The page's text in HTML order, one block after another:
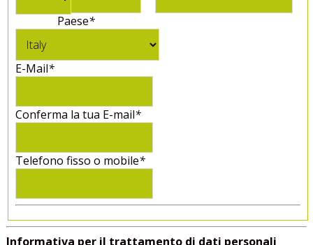
Paese*
E-Mail*
Conferma la tua E-mail*
Telefono fisso o mobile*
Informativa per il trattamento di dati personali